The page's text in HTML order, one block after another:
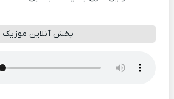
پخش آنلاین موزیک